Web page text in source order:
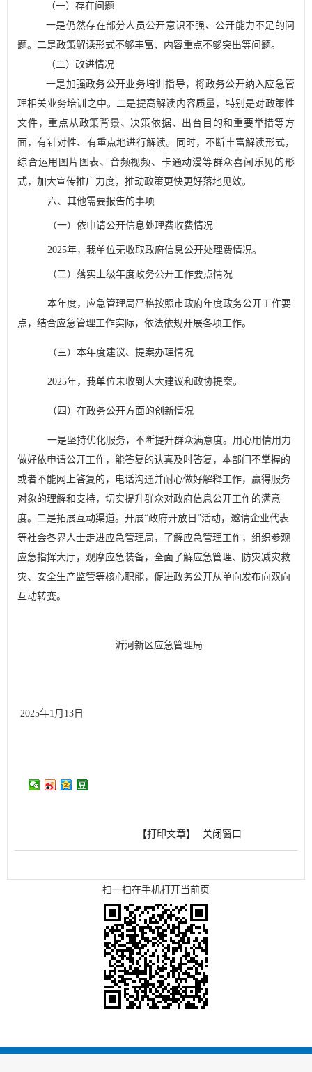
（一）存在问题
一是仍然存在部分人员公开意识不强、公开能力不足 的问
题。二是政策解读形式不够丰富、内容重点不够突出等问题。
（二）改进情况
一是加强政务公开业务培训指导，将政务公开纳入应急管
理相关业务培训之中。二是提高解读内容质量，特别是对政策性
文件，重点从政策背景、决策依据、出台目的和重要举措等方
面，有针对性、有重点地进行解读。同时，不断丰富解读形式，
综合运用图片图表、音频视频、卡通动漫等群众喜闻乐见的形
式，加大宣传推广力度，推动政策更快更好落地见效。
六、其他需要报告的事项
（一）依申请公开信息处理费收费情况
2025年，我单位无收取政府信息公开处理费情况。
（二）落实上级年度政务公开工作要点情况
本年度， 应急管理局严格按照市政府年度政务公开工作要
点，结合应急管理工作实际，依法依规开展各项工作。
（三）本年度建议、提案办理情况
2025年，我单位未收到人大建议和政协提案。
（四）在政务公开方面的创新情况
一是坚持优化服务，不断提升群众满意度。用心用情用力
做好依申请公开工作，能答复的认真及时答复，本部门不掌握的
或者不能网上答复的，电话沟通并耐心做好解释工作，赢得服务
对象的理解和支持，切实提升群众对政府信息公开工作的满意
度。二是拓展互动渠道。开展“政府开放日”活动，邀请企业代表
等社会各界人士走进应急管理局，了解应急管理工作，组织参观
应急指挥大厅，观摩应急装备，全面了解应急管理、防灾减灾救
灾、安全生产监管等核心职能，促进政务公开从单向发布向双向
互动转变。
沂河新区应急管理局
2025年1月 13 日
【打印文章】 关闭窗口
扫一扫在手机打开当前页